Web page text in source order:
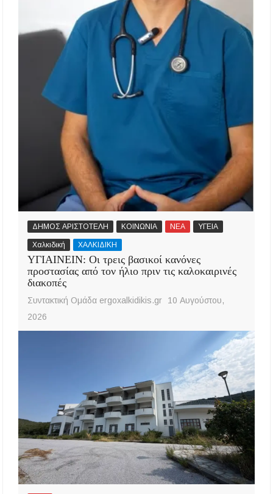
ΔΗΜΟΣ ΑΡΙΣΤΟΤΕΛΗ ΚΟΙΝΩΝΙΑ ΝΕΑ ΥΓΕΙΑ
Χαλκιδική ΧΑΛΚΙΔΙΚΗ
ΥΓΙΑΙΝΕΙΝ: Οι τρεις βασικοί κανόνες
προστασίας από τον ήλιο πριν τις καλοκαιρινές
διακοπές
Συντακτική Ομάδα ergoxalkidikis.gr
10 Αυγούστου,
2026